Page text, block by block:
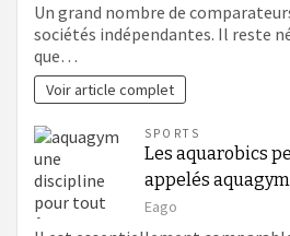
Un grand nombre de
sociétés indépendantes. Il reste
que…
Voir article complet
SPORTS
Les aquarobics
appelés aquagym
Eago